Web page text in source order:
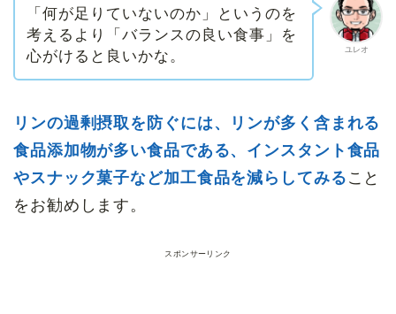
ユレオ
「何が足りていないのか」というのを
考えるより「バランスの良い食事」を
心がけると良いかな。
リンの過剰摂取を防ぐには、リンが多く含まれる
食品添加物が多い食品である、インスタント食品
やスナック菓子など加工食品を減らしてみる こと
をお勧めします。
スポンサーリンク